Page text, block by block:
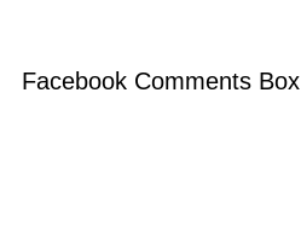
Facebook Comments Box